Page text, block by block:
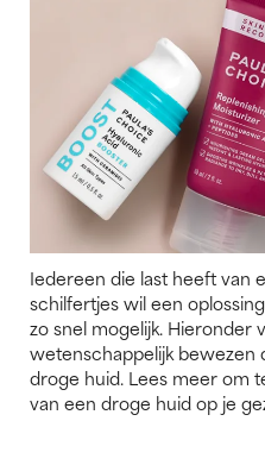
Iedereen die last heeft van
schilfertjes wil een
zo snel mogelijk. Hieronder
wetenschappelijk bewezen
droge huid. Lees meer om
van een droge huid op je